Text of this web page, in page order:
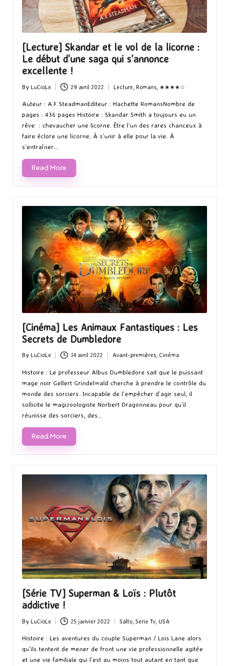
[Lecture] Skandar et le vol de la licorne :
Le début d’une saga qui s’annonce
excellente !
Posted
by
By LuCioLe 29 avril 2022
Posted
in
Lecture Romans, ★★★★☆
Auteur : A.F SteadmanEditeur : Hachette RomansNombre de
pages : 436 pages Histoire : Skandar Smith a toujours eu un
rêve : chevaucher une licorne. Être l’un des rares chanceux à
faire éclore une licorne. À s’unir à elle pour la vie. À
s’entraîner…
Read More
[Cinéma] Les Animaux Fantastiques : Les
Secrets de Dumbledore
Posted
by
By LuCioLe 14 avril 2022
in
Avant-premières, Cinéma
Histoire : Le professeur Albus Dumbledore sait que le puissant
mage noir Gellert Grindelwald cherche à prendre le contrôle du
monde des sorciers. Incapable de l’empêcher d’agir seul, il
sollicite le magizoologiste Norbert Dragonneau pour qu’il
réunisse des sorciers, des…
Read More
[Série TV] Superman & Loïs : Plutôt
addictive !
Posted
by
By LuCioLe 25 janvier 2022
Posted
in
Salto, Serie Tv, USA
Histoire : Les aventures du couple Superman / Lois Lane alors
qu'ils tentent de mener de front une vie professionnelle agitée
et une vie familiale qui l'est au moins tout autant en tant que